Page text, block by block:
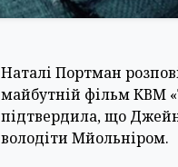
Наталі Портман
майбутній фільм КВМ
підтвердила, що
володіти Мйольніром.